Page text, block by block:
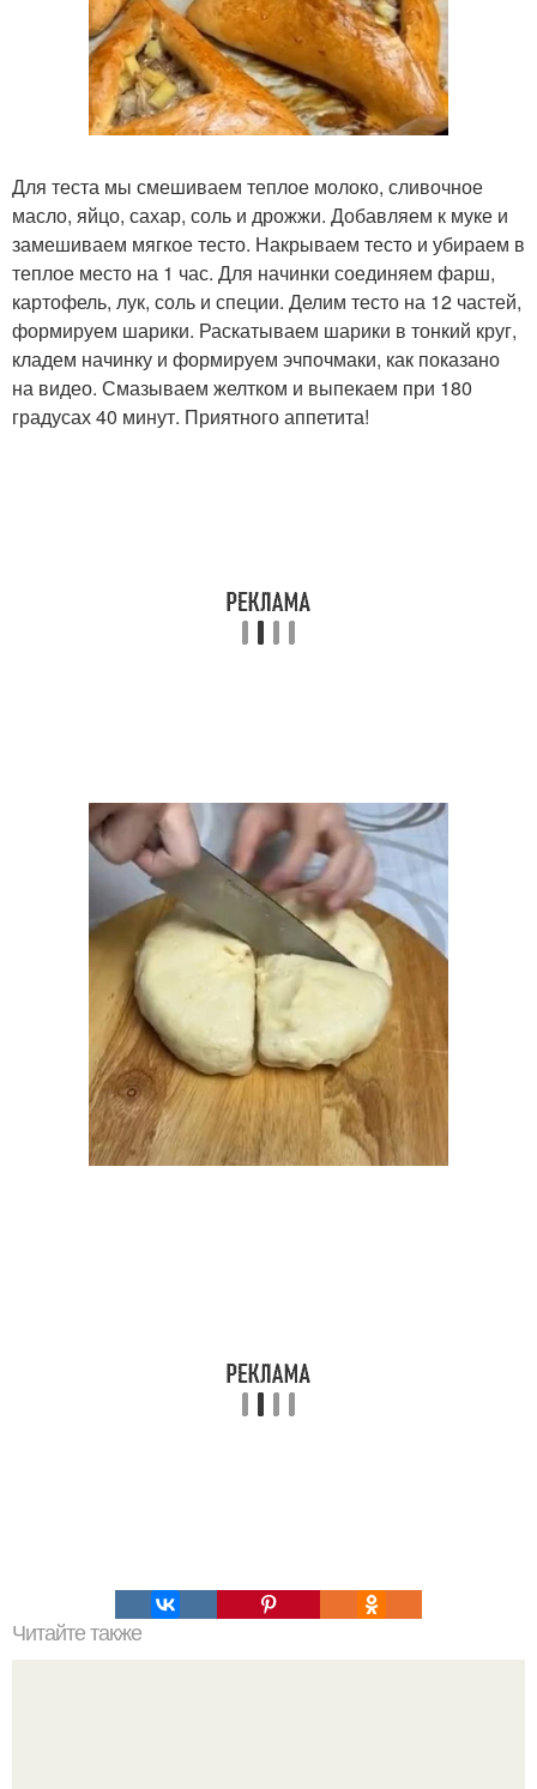
Для теста мы смешиваем теплое молоко, сливочное
масло, яйцо, сахар, соль и дрожжи. Добавляем к муке и
замешиваем мягкое тесто. Накрываем тесто и убираем в
теплое место на 1 час. Для начинки соединяем фарш,
картофель, лук, соль и специи. Делим тесто на 12 частей,
формируем шарики. Раскатываем шарики в тонкий круг,
кладем начинку и формируем эчпочмаки, как показано
на видео. Смазываем желтком и выпекаем при 180
градусах 40 минут. Приятного аппетита!
Читайте также